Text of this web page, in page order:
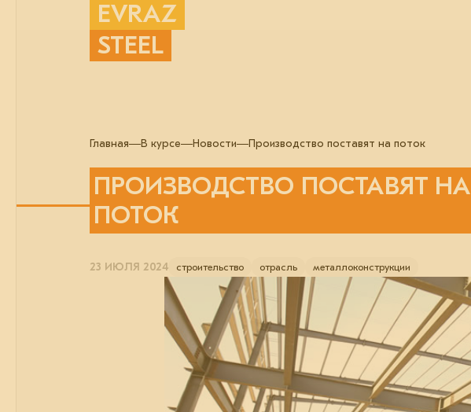
EVRAZ
STEEL
Главная В курсе Новости Производство поставят на поток
ПРОИЗВОДСТВО ПОСТАВЯТ НА
ПОТОК
23 ИЮЛЯ 2024 строительство отрасль металлоконструкции